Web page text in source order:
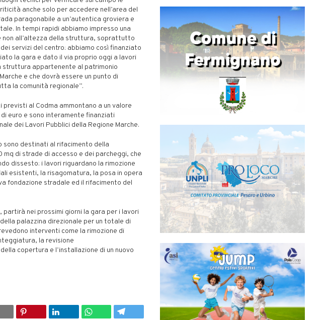
anche solo per accedere nell’area del
paragonabile a un’autentica groviera e
In tempi rapidi abbiamo impresso una
non all’altezza della struttura, soprattutto
servizi del centro: abbiamo così finanziato
la gara e dato il via proprio oggi a lavori
struttura appartenente al patrimonio
e che dovrà essere un punto di
la comunità regionale”.
al Codma ammontano a un valore
euro e sono interamente finanziati
dei Lavori Pubblici della Regione Marche.
sono destinati al rifacimento della
mq di strade di accesso e dei parcheggi, che
dissesto: i lavori riguardano la rimozione
esistenti, la risagomatura, la posa in opera
fondazione stradale ed il rifacimento del
partirà nei prossimi giorni la gara per i lavori
palazzina direzionale per un totale di
interventi come la rimozione di
la revisione
copertura e l’installazione di un nuovo